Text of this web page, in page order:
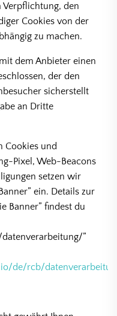
den
Cookies von der
zu machen.
dem Anbieter einen
der den
sicherstellt
an Dritte
Cookies und
Pixel, Web-Beacons
setzen wir
ein. Details zur
Banner” findest du
”
de/rcb/